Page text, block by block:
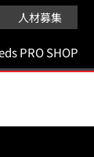
人材募集
PRO SHOP